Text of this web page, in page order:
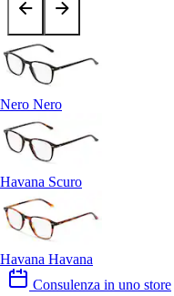
Nero Nero
Havana Scuro
Havana Havana
Consulenza in uno store